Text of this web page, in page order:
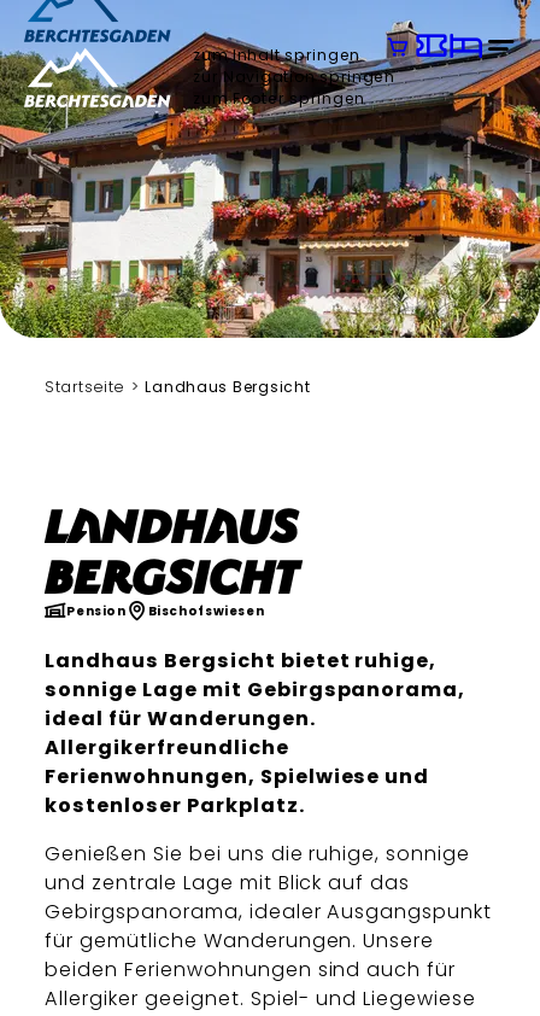
zum Inhalt springen
zur Navigation springen
zum Footer springen
Startseite Landhaus Bergsicht
Landhaus
Bergsicht
Pension Bischofswiesen
Landhaus Bergsicht bietet ruhige,
sonnige Lage mit Gebirgspanorama,
ideal für Wanderungen.
Allergikerfreundliche
Ferienwohnungen, Spielwiese und
kostenloser Parkplatz.
Genießen Sie bei uns die ruhige, sonnige
und zentrale Lage mit Blick auf das
Gebirgspanorama, idealer Ausgangspunkt
für gemütliche Wanderungen. Unsere
beiden Ferienwohnungen sind auch für
Allergiker geeignet. Spiel- und Liegewiese